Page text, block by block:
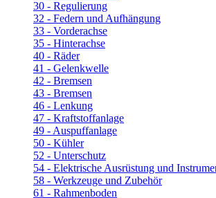
30 - Regulierung
32 - Federn und Aufhängung
33 - Vorderachse
35 - Hinterachse
40 - Räder
41 - Gelenkwelle
42 - Bremsen
43 - Bremsen
46 - Lenkung
47 - Kraftstoffanlage
49 - Auspuffanlage
50 - Kühler
52 - Unterschutz
54 - Elektrische Ausrüstung und
58 - Werkzeuge und Zubehör
61 - Rahmenboden